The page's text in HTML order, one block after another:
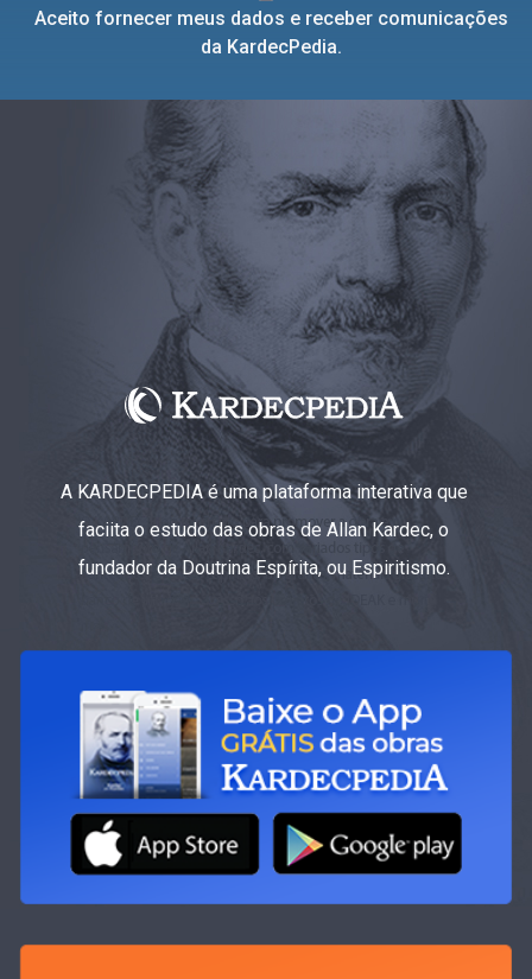
Aceito fornecer meus dados e receber comunicações
da KardecPedia.
A KARDECPEDIA é uma plataforma interativa que
faciita o estudo das obras de Allan Kardec, o
fundador da Doutrina Espírita, ou Espiritismo.